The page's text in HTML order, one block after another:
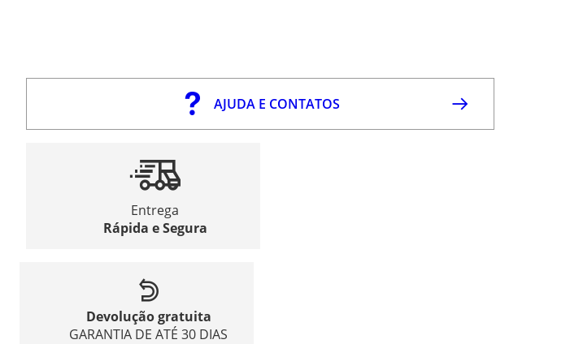
AJUDA E CONTATOS
Entrega
Rápida e Segura
Devolução gratuita
GARANTIA DE ATÉ 30 DIAS